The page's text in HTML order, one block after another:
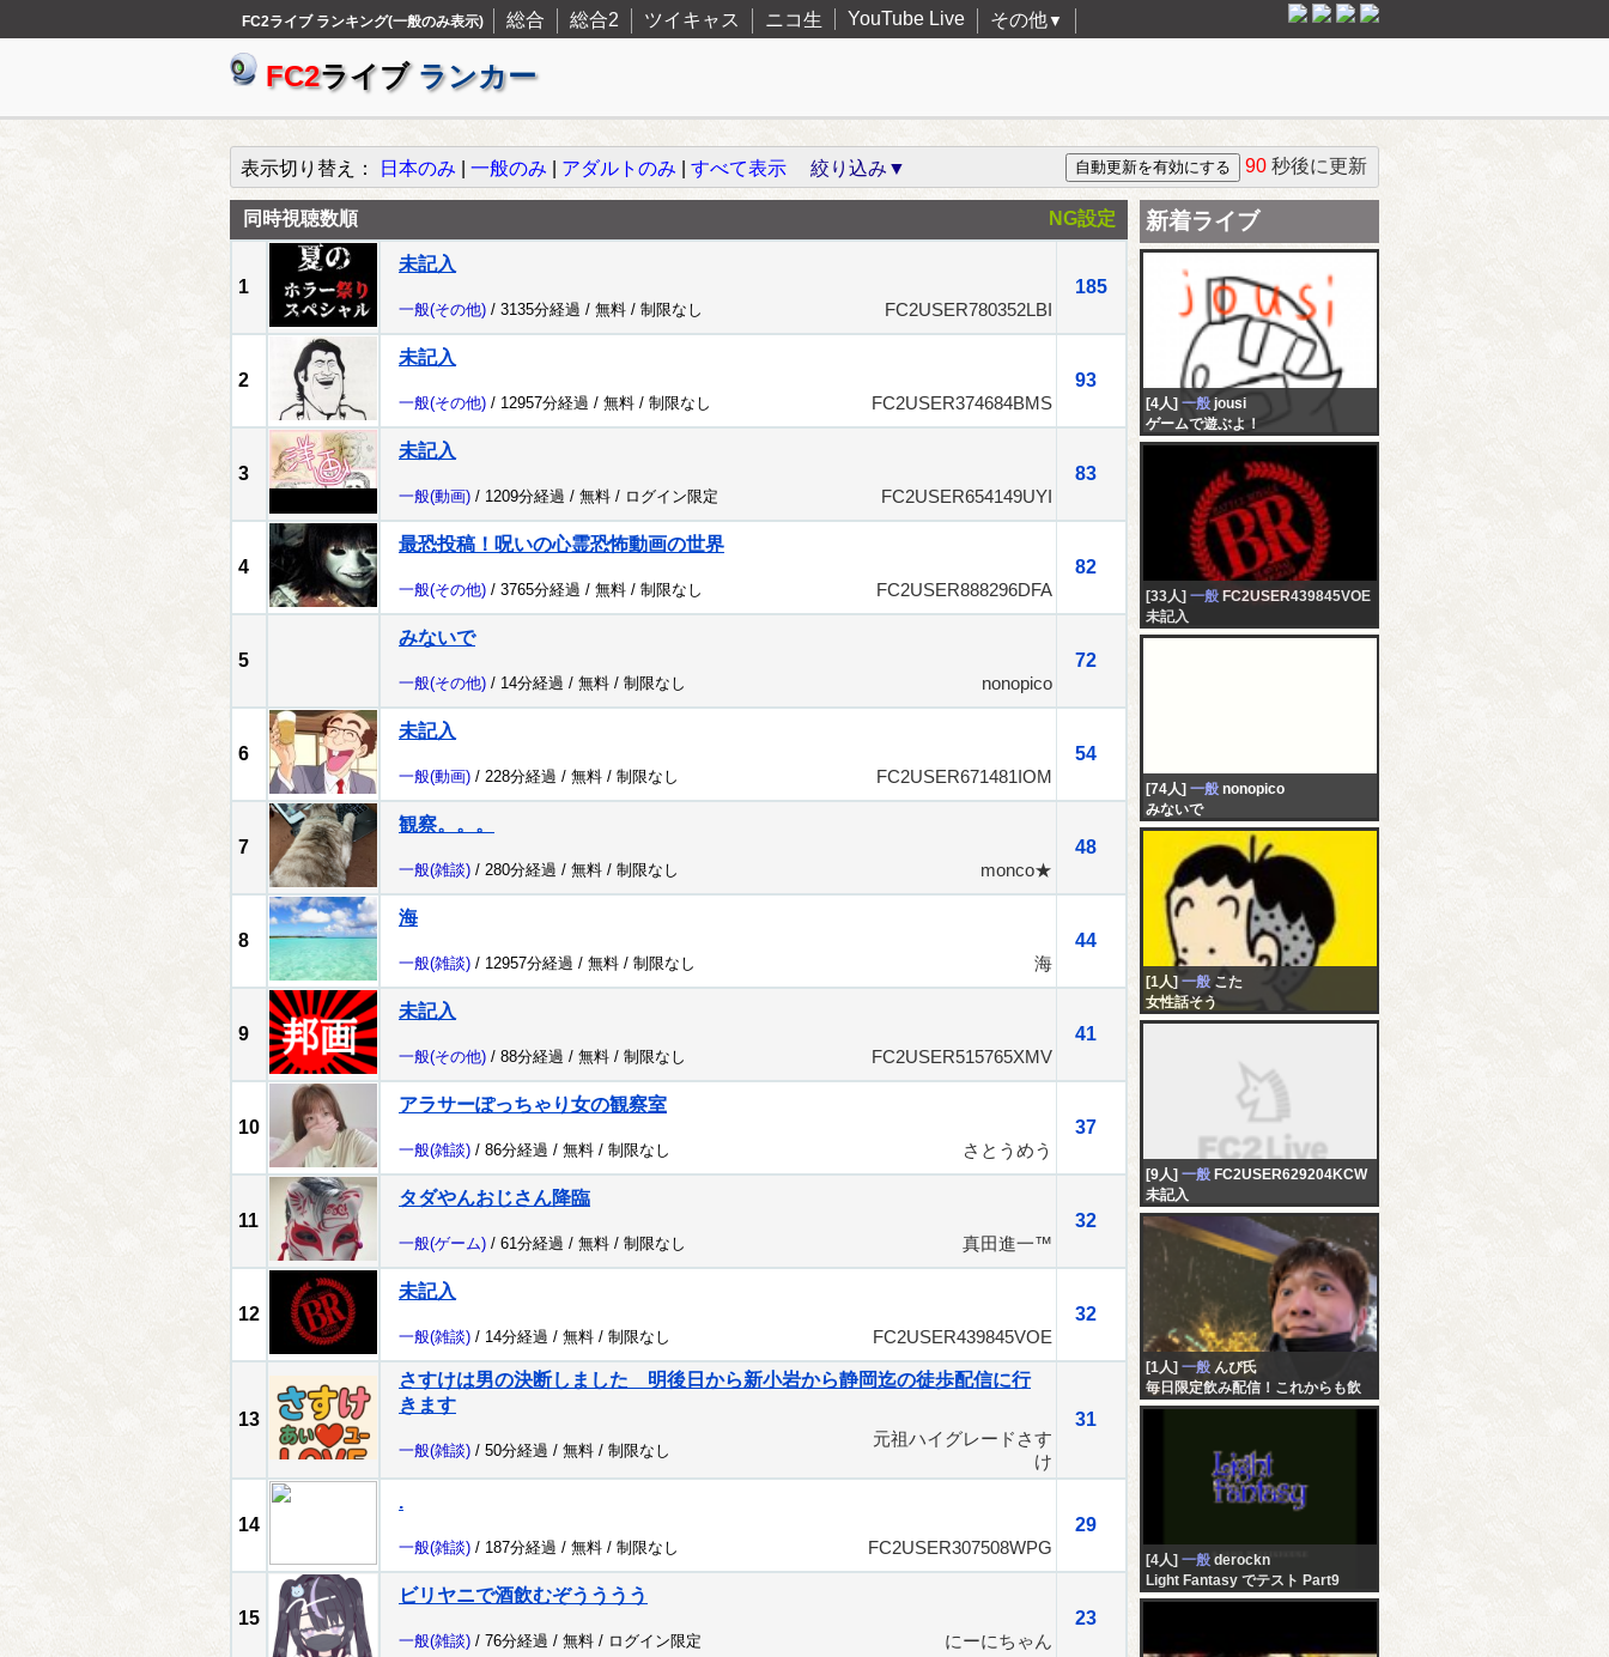
FC2ライブ ランキング(一般のみ表示) 総合 総合2 ツイキャス ニコ生 YouTube Live その他▼
FC2ライブ ランカー
表示切り替え： 日本のみ 一般のみ アダルトのみ すべて表示 絞り込み▼ 90 秒後に更新
同時視聴数順 NG設定
1
未記入
185
一般(その他) / 3135分経過 / 無料 / 制限なし FC2USER780352LBI
2
未記入
93
一般(その他) / 12957分経過 / 無料 / 制限なし FC2USER374684BMS
3
未記入
83
一般(動画) / 1209分経過 / 無料 / ログイン限定 FC2USER654149UYI
4
最恐投稿！呪いの心霊恐怖動画の世界
82
一般(その他) / 3765分経過 / 無料 / 制限なし FC2USER888296DFA
5
みないで
72
一般(その他) / 14分経過 / 無料 / 制限なし nonopico
6
未記入
54
一般(動画) / 228分経過 / 無料 / 制限なし FC2USER671481IOM
7
観察。。。
48
一般(雑談) / 280分経過 / 無料 / 制限なし monco★
8
海
44
一般(雑談) / 12957分経過 / 無料 / 制限なし 海
9
未記入
41
一般(その他) / 88分経過 / 無料 / 制限なし FC2USER515765XMV
10
アラサーぽっちゃり女の観察室
37
一般(雑談) / 86分経過 / 無料 / 制限なし さとうめう
11
タダやんおじさん降臨
32
一般(ゲーム) / 61分経過 / 無料 / 制限なし 真田進一™️
12
未記入
32
一般(雑談) / 14分経過 / 無料 / 制限なし FC2USER439845VOE
13
さすけは男の決断しました 明後日から新小岩から静岡迄の徒歩配信に行
きます
31
一般(雑談) / 50分経過 / 無料 / 制限なし
元祖ハイグレードさす
け
14
.
29
一般(雑談) / 187分経過 / 無料 / 制限なし FC2USER307508WPG
15
ビリヤニで酒飲むぞうううう
23
一般(雑談) / 76分経過 / 無料 / ログイン限定 にーにちゃん
新着ライブ
[4人] 一般 jousi
ゲームで遊ぶよ！
[33人] 一般 FC2USER439845VOE
未記入
[74人] 一般 nonopico
みないで
[1人] 一般 こた
女性話そう
[9人] 一般 FC2USER629204KCW
未記入
[1人] 一般 んぴ氏
毎日限定飲み配信！これからも飲
みます！
[4人] 一般 derockn
Light Fantasy でテスト Part9